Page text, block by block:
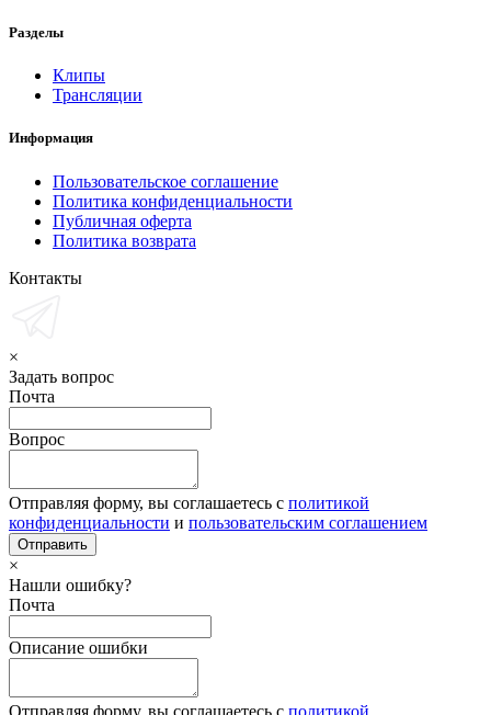
Разделы
Клипы
Трансляции
Информация
Пользовательское соглашение
Политика конфиденциальности
Публичная оферта
Политика возврата
Контакты
×
Задать вопрос
Почта
Вопрос
Отправляя форму, вы соглашаетесь с политикой
конфиденциальности и пользовательским соглашением
×
Нашли ошибку?
Почта
Описание ошибки
Отправляя форму, вы соглашаетесь с политикой